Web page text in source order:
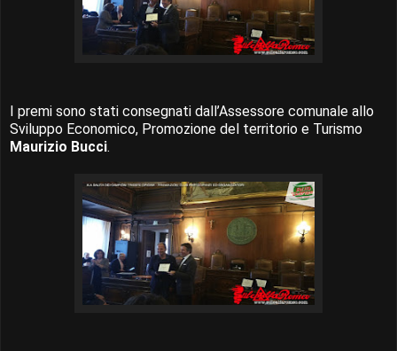
I premi sono stati consegnati dall’Assessore comunale allo
Sviluppo Economico, Promozione del territorio e Turismo
Maurizio Bucci.